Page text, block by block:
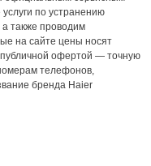
по устранению
а также проводим
на сайте цены носят
офертой — точную
телефонов,
бренда Haier